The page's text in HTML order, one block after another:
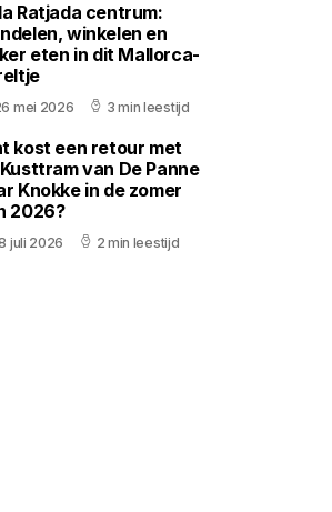
Ratjada centrum:
winkelen en
eten in dit Mallorca-
mei 2026 3 min leestijd
kost een retour met
van De Panne
Knokke in de zomer
2026?
juli 2026 2 min leestijd